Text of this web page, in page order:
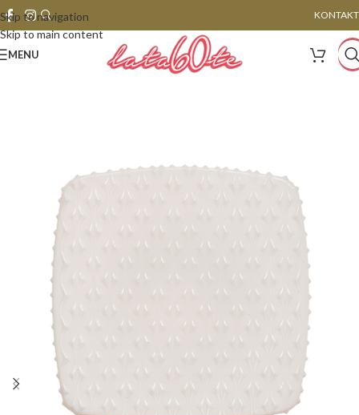
Skip to navigation
Skip to main content
KONTAKT
MENU